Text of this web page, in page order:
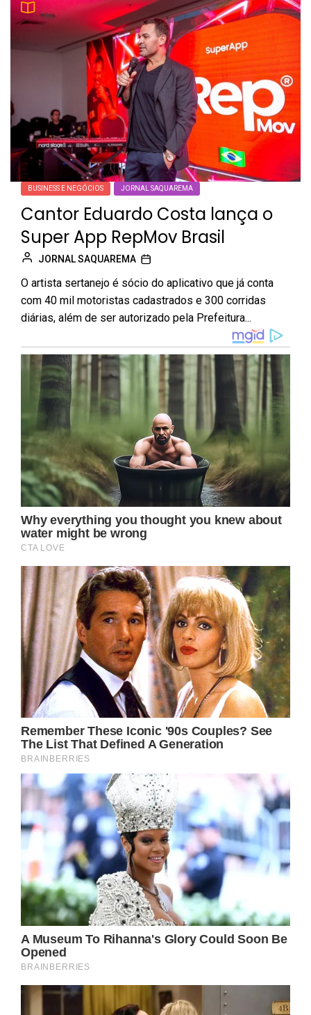
BUSINESS E NEGÓCIOS JORNAL SAQUAREMA
Cantor Eduardo Costa lança o
Super App RepMov Brasil
JORNAL SAQUAREMA
O artista sertanejo é sócio do aplicativo que já conta
com 40 mil motoristas cadastrados e 300 corridas
diárias, além de ser autorizado pela Prefeitura...